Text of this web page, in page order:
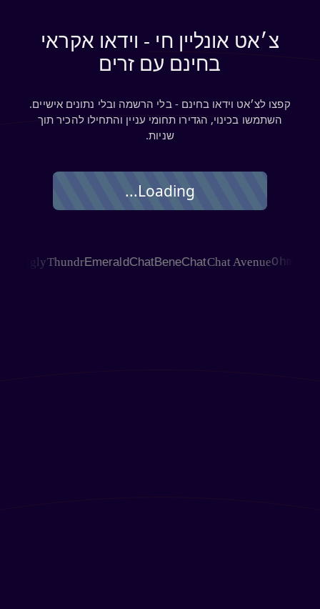
צ׳אט אונליין חי - וידאו אקראי
בחינם עם זרים
קפצו לצ׳אט וידאו בחינם - בלי הרשמה ובלי נתונים אישיים.
השתמשו בכינוי, הגדירו תחומי עניין והתחילו להכיר תוך
שניות.
Loading...
Chat Avenue
BeneChat
EmeraldChat
Thundr
Joingly